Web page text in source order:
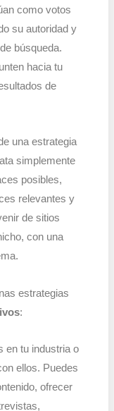
como votos
su autoridad y
búsqueda.
hacia tu
de
una estrategia
simplemente
posibles,
relevantes y
de sitios
con una
estrategias
:
en tu industria o
ellos. Puedes
ofrecer